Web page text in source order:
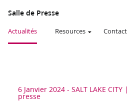
Salle de Presse
Actualités Resources Contact
6 Janvier 2024 - SALT LAKE CITY
presse